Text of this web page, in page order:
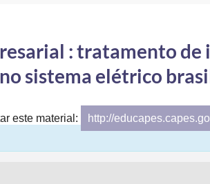
: tratamento de
sistema elétrico
este material: http://